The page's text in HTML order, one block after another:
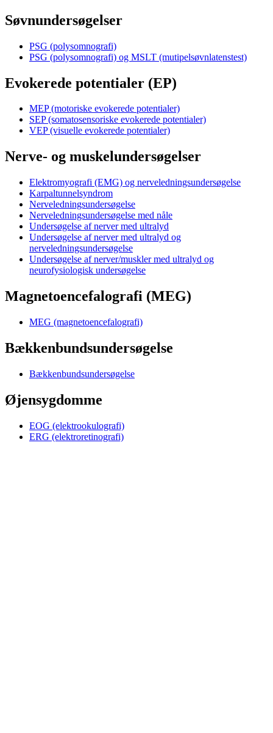
Søvnundersøgelser
PSG (polysomnografi)
PSG (polysomnografi) og MSLT (mutipelsøvnlatenstest)
Evokerede potentialer (EP)
MEP (motoriske evokerede potentialer)
SEP (somatosensoriske evokerede potentialer)
VEP (visuelle evokerede potentialer)
Nerve- og muskelundersøgelser
Elektromyografi (EMG) og nerveledningsundersøgelse
Karpaltunnelsyndrom
Nerveledningsundersøgelse
Nerveledningsundersøgelse med nåle
Undersøgelse af nerver med ultralyd
Undersøgelse af nerver med ultralyd og
nerveledningsundersøgelse
Undersøgelse af nerver/muskler med ultralyd og
neurofysiologisk undersøgelse
Magnetoencefalografi (MEG)
MEG (magnetoencefalografi)
Bækkenbundsundersøgelse
Bækkenbundsundersøgelse
Øjensygdomme
EOG (elektrookulografi)
ERG (elektroretinografi)